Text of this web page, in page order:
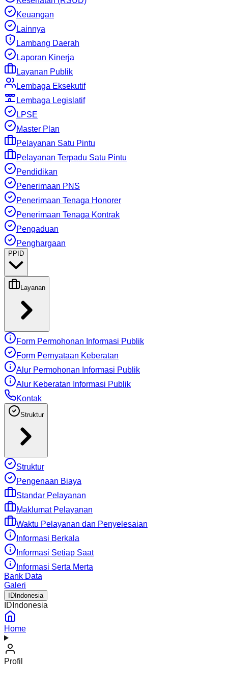
Keuangan
Lainnya
Lambang Daerah
Laporan Kinerja
Layanan Publik
Lembaga Eksekutif
Lembaga Legislatif
LPSE
Master Plan
Pelayanan Satu Pintu
Pelayanan Terpadu Satu Pintu
Pendidikan
Penerimaan PNS
Penerimaan Tenaga Honorer
Penerimaan Tenaga Kontrak
Pengaduan
Penghargaan
PPID
Layanan
Form Permohonan Informasi Publik
Form Pernyataan Keberatan
Alur Permohonan Informasi Publik
Alur Keberatan Informasi Publik
Kontak
Struktur
Struktur
Pengenaan Biaya
Standar Pelayanan
Maklumat Pelayanan
Waktu Pelayanan dan Penyelesaian
Informasi Berkala
Informasi Setiap Saat
Informasi Serta Merta
Bank Data
Galeri
ID Indonesia
ID Indonesia
Home
Profil